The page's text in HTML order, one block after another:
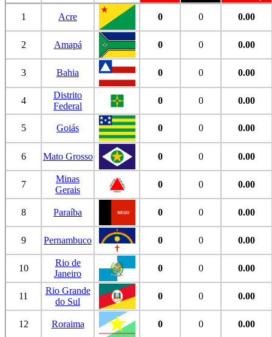
1 Acre 0 0 0.00
2 Amapá 0 0 0.00
3 Bahia 0 0 0.00
4
Distrito
Federal
0 0 0.00
5 Goiás 0 0 0.00
6 Mato Grosso 0 0 0.00
7
Minas
Gerais
0 0 0.00
8 Paraíba 0 0 0.00
9 Pernambuco 0 0 0.00
10
Rio de
Janeiro
0 0 0.00
11
Rio Grande
do Sul
0 0 0.00
12 Roraima 0 0 0.00